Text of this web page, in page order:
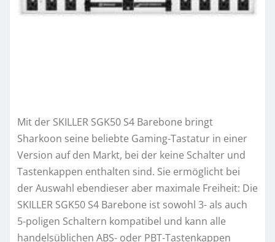
Mit der SKILLER SGK50 S4 Barebone bringt
Sharkoon seine beliebte Gaming-Tastatur in einer
Version auf den Markt, bei der keine Schalter und
Tastenkappen enthalten sind. Sie ermöglicht bei
der Auswahl ebendieser aber maximale Freiheit: Die
SKILLER SGK50 S4 Barebone ist sowohl 3- als auch
5-poligen Schaltern kompatibel und kann alle
handelsüblichen ABS- oder PBT-Tastenkappen